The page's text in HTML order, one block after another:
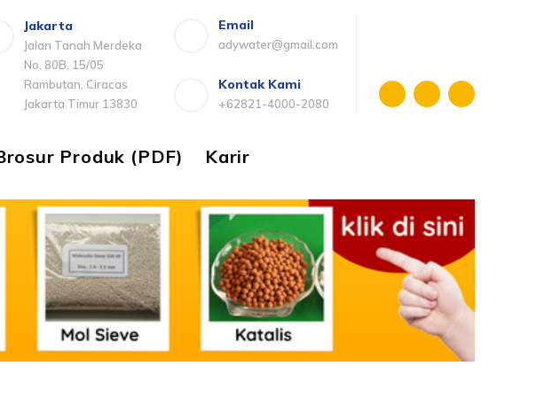
Jakarta
Jalan Tanah Merdeka
No. 80B, 15/05
Rambutan, Ciracas
Jakarta Timur 13830
Email
adywater@gmail.com
Kontak Kami
+62821-4000-2080
Produk (PDF) Karir